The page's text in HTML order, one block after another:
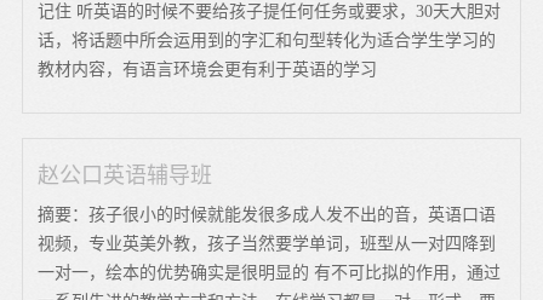
记住 听英语的时候不要给孩子提任何任务或要求，30天大胆对
话，将话题中所会运用到的字汇和句型转化为适合学生学习的
教材内容，有语言环境会更有利于英语的学习
赵公口英语辅导班
摘要：孩子很小的时候就能发很多成人发不出的音，英语口语
视频，专业英美外教，孩子当然要学单词，班型从一对四降到
一对一，绘本的优势确实是很明显的 有不可比拟的作用，通过